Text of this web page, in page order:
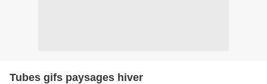
Tubes gifs paysages hiver